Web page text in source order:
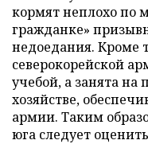
кормят неплохо по
гражданке»
недоедания. Кроме
северокорейской
учебой, а занята на
хозяйстве,
армии. Таким
юга следует